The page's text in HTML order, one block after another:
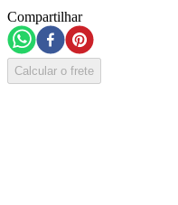
Compartilhar
Calcular o frete